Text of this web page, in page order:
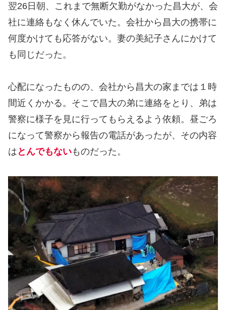
翌26日朝、これまで無断欠勤がなかった昌大が、会
社に連絡もなく休んでいた。会社から昌大の携帯に
何度かけても応答がない。妻の美紀子さんにかけて
も同じだった。
心配になったものの、会社から昌大の家までは１時
間近くかかる。そこで昌大の弟に連絡をとり、弟は
警察に様子を見に行ってもらえるよう依頼。昼ごろ
になって警察から報告の電話があったが、その内容
は とんでもないものだった。